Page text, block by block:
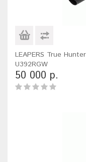
LEAPERS True
U392RGW
50 000 р.